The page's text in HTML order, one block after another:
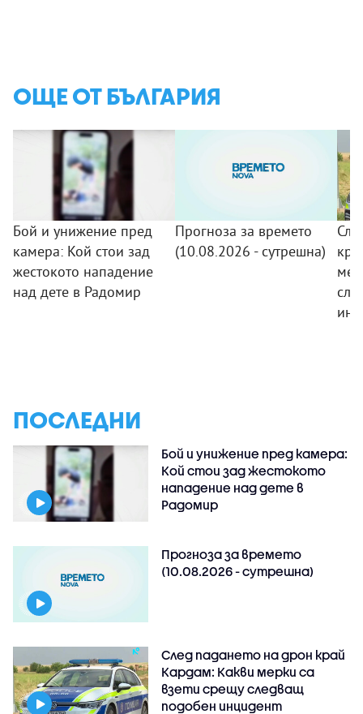
ОЩЕ ОТ БЪЛГАРИЯ
Бой и унижение пред
камера: Кой стои зад
жестокото нападение
над дете в Радомир
Прогноза за времето
(10.08.2026 - сутрешна)
ПОСЛЕДНИ
Бой и унижение пред камера:
Кой стои зад жестокото
нападение над дете в
Радомир
Прогноза за времето
(10.08.2026 - сутрешна)
След падането на дрон край
Кардам: Какви мерки са
взети срещу следващ
подобен инцидент